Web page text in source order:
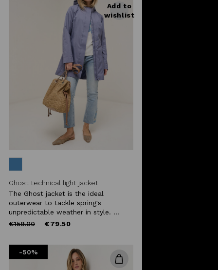
Add to
wishlist
Ghost technical light jacket
The Ghost jacket is the ideal
outerwear to tackle spring's
unpredictable weather in style. ...
Price
€159.00to €79.50
-50%